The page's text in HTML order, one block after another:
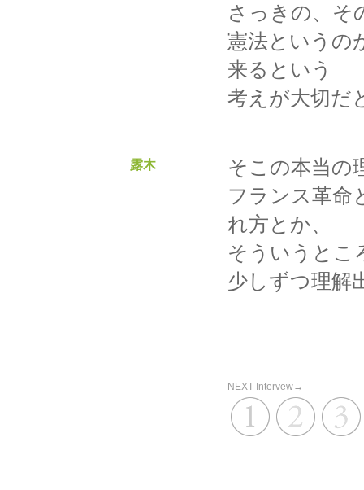
さっきの、そ
憲法というの
来るという
考えが大切だ
露木
そこの本当
フランス革命
れ方とか、
そういうと
少しずつ理解
NEXT Intervew→